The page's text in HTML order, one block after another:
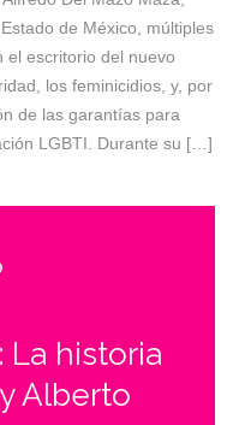
de México, múltiples
el escritorio del nuevo
los feminicidios, y, por
de las garantías para
LGBTI. Durante su […]
La historia
Alberto